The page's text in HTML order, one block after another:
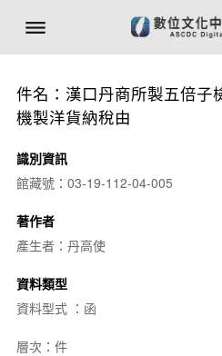
件名：漢口丹商所製五倍子
機製洋貨納稅由
識別資訊
館藏號：03-19-112-04-005
著作者
產生者：丹高使
資料類型
資料型式 ：函
層次：件